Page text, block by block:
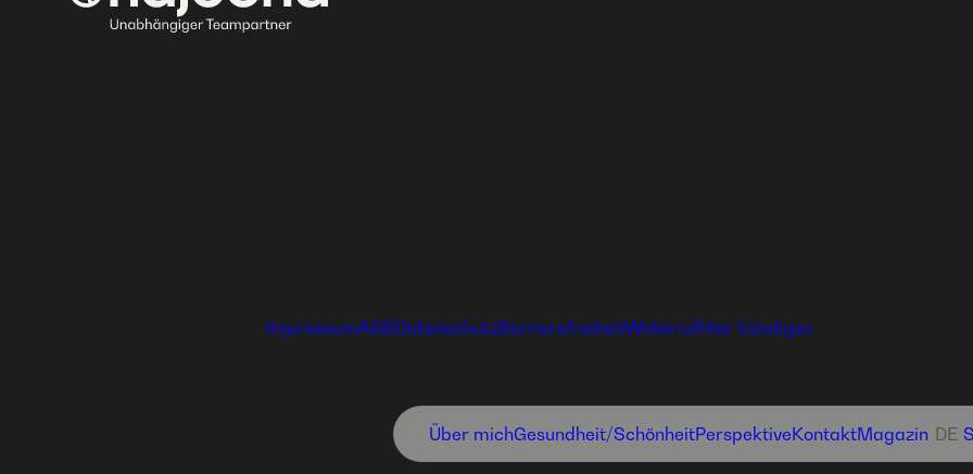
Über michGesundheit­/SchönheitPerspektiveKontaktMagazin DE
ImpressumAGBDatenschutzBarrierefreiheitWiderrufHier kündigen